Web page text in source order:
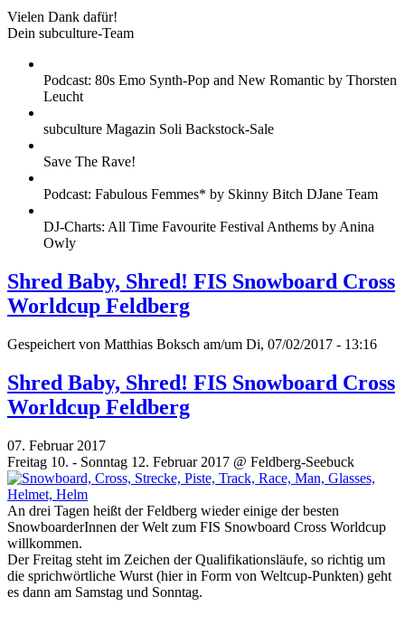
Vielen Dank dafür!
Dein subculture-Team
Podcast: 80s Emo Synth-Pop and New Romantic by Thorsten
Leucht
subculture Magazin Soli Backstock-Sale
Save The Rave!
Podcast: Fabulous Femmes* by Skinny Bitch DJane Team
DJ-Charts: All Time Favourite Festival Anthems by Anina
Owly
Shred Baby, Shred! FIS Snowboard Cross
Worldcup Feldberg
Gespeichert von Matthias Boksch am/um Di, 07/02/2017 - 13:16
Shred Baby, Shred! FIS Snowboard Cross
Worldcup Feldberg
07. Februar 2017
Freitag 10. - Sonntag 12. Februar 2017 @ Feldberg-Seebuck
An drei Tagen heißt der Feldberg wieder einige der besten
SnowboarderInnen der Welt zum FIS Snowboard Cross Worldcup
willkommen.
Der Freitag steht im Zeichen der Qualifikationsläufe, so richtig um
die sprichwörtliche Wurst (hier in Form von Weltcup-Punkten) geht
es dann am Samstag und Sonntag.